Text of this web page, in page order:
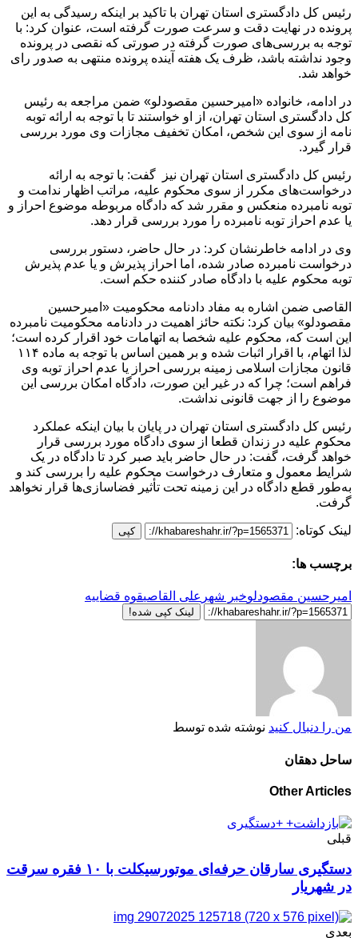
رئیس کل دادگستری استان تهران با تاکید بر اینکه رسیدگی به این
پرونده در نهایت دقت و سرعت صورت گرفته است، عنوان کرد: با
توجه به بررسی‌های صورت گرفته در صورتی که نقصی در پرونده
وجود نداشته باشد، ظرف یک هفته آینده پرونده منتهی به صدور رای
خواهد شد.
در ادامه، خانواده «امیرحسین مقصودلو» ضمن مراجعه به رئیس
کل دادگستری استان تهران، از او خواستند تا با توجه به ارائه توبه
نامه از سوی این شخص، امکان تخفیف مجازات وی مورد بررسی
قرار گیرد.
رئیس کل دادگستری استان تهران نیز گفت: با توجه به ارائه
درخواست‌های مکرر از سوی محکوم علیه، مراتب اظهار ندامت و
توبه نامبرده منعکس و مقرر شد که دادگاه مربوطه موضوع احراز و
یا عدم احراز توبه نامبرده را مورد بررسی قرار دهد.
وی در ادامه خاطرنشان کرد: در حال حاضر، دستور بررسی
درخواست نامبرده صادر شده، اما احراز پذیرش و یا عدم پذیرش
توبه محکوم علیه با دادگاه صادر کننده حکم است.
القاصی ضمن اشاره به مفاد دادنامه محکومیت «امیرحسین
مقصودلو» بیان کرد: نکته حائز اهمیت در دادنامه محکومیت نامبرده
این است که، محکوم علیه شخصا به اتهامات خود اقرار کرده است؛
لذا اتهام، با اقرار اثبات شده و بر همین اساس با توجه به ماده ۱۱۴
قانون مجازات اسلامی زمینه بررسی احراز یا عدم احراز توبه وی
فراهم است؛ چرا که در غیر این صورت، دادگاه امکان بررسی این
موضوع را از جهت قانونی نداشت.
رئیس کل دادگستری استان تهران در پایان با بیان اینکه عملکرد
محکوم علیه در زندان قطعا از سوی دادگاه مورد بررسی قرار
خواهد گرفت، گفت: در حال حاضر باید صبر کرد تا دادگاه در یک
شرایط معمول و متعارف درخواست محکوم علیه را بررسی کند و
به‌طور قطع دادگاه در این زمینه تحت تأثیر فضاسازی‌ها قرار نخواهد
گرفت.
لینک کوتاه: کپی
برچسب ها:
امیرحسین مقصودلوخبر شهر علی القاصیقوه قضاییه
لینک کپی شده!
من را دنبال کنید نوشته شده توسط
ساحل دهقان
Other Articles
قبلی
دستگیری سارقان حرفه‌ای موتورسیکلت با ۱۰ فقره سرقت
در شهریار
بعدی